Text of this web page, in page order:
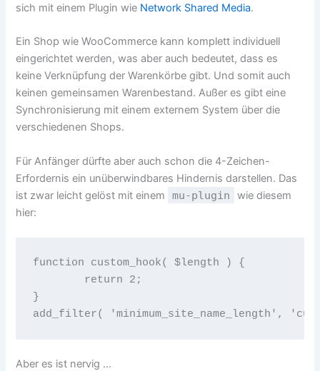
sich mit einem Plugin wie Network Shared Media.
Ein Shop wie WooCommerce kann komplett individuell
eingerichtet werden, was aber auch bedeutet, dass es
keine Verknüpfung der Warenkörbe gibt. Und somit auch
keinen gemeinsamen Warenbestand. Außer es gibt eine
Synchronisierung mit einem externem System über die
verschiedenen Shops.
Für Anfänger dürfte aber auch schon die 4-Zeichen-
Erfordernis ein unüberwindbares Hindernis darstellen. Das
ist zwar leicht gelöst mit einem
mu-plugin
wie diesem
hier:
function custom_hook( $length ) {
}
add_filter( 'minimum_site_name_length',
Aber es ist nervig …